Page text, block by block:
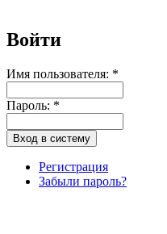
Войти
Имя пользователя: *
Пароль: *
Регистрация
Забыли пароль?